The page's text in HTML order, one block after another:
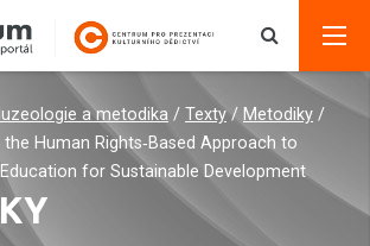
a metodika / Texty/ Metodiky /
the Human Rights‑Based Approach to
for Sustainable Development